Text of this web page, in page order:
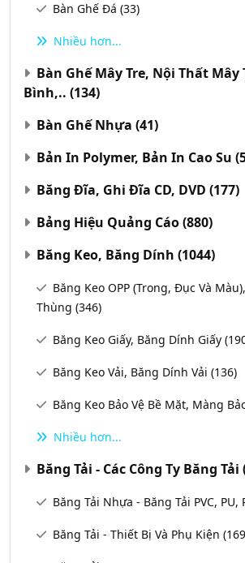
Bàn Ghế Đá (33)
Nhiều hơn...
Bàn Ghế Mây Tre, Nội Thất Mây
Bình,.. (134)
Bàn Ghế Nhựa (41)
Bản In Polymer, Bản In Cao Su
Băng Đĩa, Ghi Đĩa CD, DVD (177)
Bảng Hiệu Quảng Cáo(880)
Băng Keo, Băng Dính (1044)
Băng Keo OPP (Trong, Đục Và
Thùng (346)
Băng Keo Giấy, Băng Dính Giấy
Băng Keo Vải, Băng Dính Vải (136)
Băng Keo Bảo Vệ Bề Mặt, Màng
Nhiều hơn...
Băng Tải - Các Công Ty Băng Tải
Băng Tải Nhựa - Băng Tải PVC, PU,
Băng Tải - Thiết Bị Và Phụ Kiện